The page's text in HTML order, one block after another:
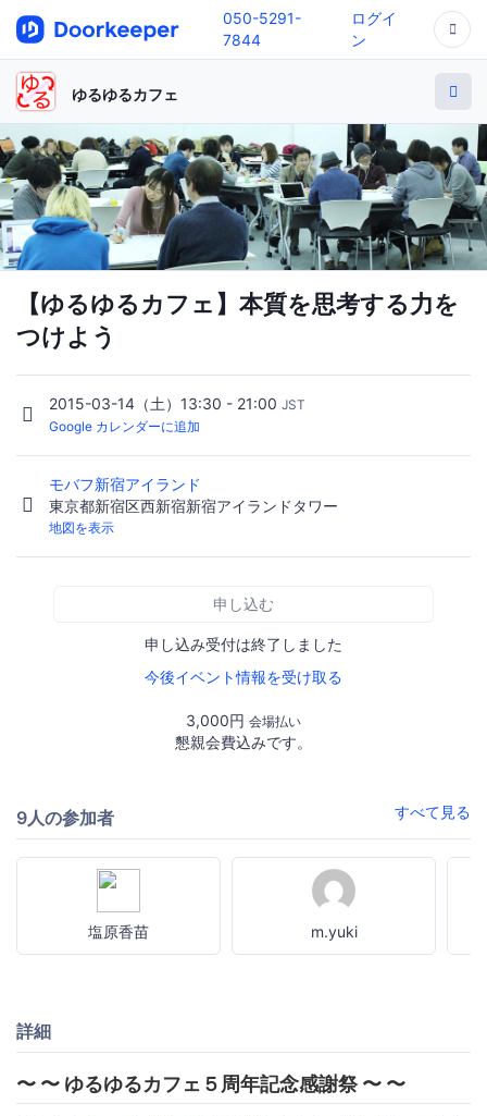
050-5291-
7844
ログイ
ン
ゆるゆるカフェ
【ゆるゆるカフェ】本質を思考する力を
つけよう
2015-03-14（土）13:30 - 21:00 JST
Google カレンダーに追加
モバフ新宿アイランド
東京都新宿区西新宿新宿アイランドタワー
地図を表示
申し込む
申し込み受付は終了しました
今後イベント情報を受け取る
3,000円 会場払い
懇親会費込みです。
9人の参加者 すべて見る
塩原香苗 m.yuki
詳細
〜 〜 ゆるゆるカフェ５周年記念感謝祭 〜 〜